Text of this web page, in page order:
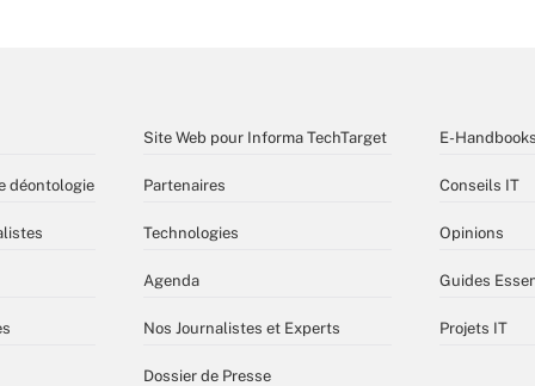
déontologie
Site Web pour Informa TechTarget
Partenaires
Technologies
Agenda
Nos Journalistes et Experts
Dossier de Presse
E-
Conseils IT
Opinions
Guides
Projets IT